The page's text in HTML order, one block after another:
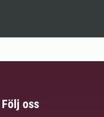
Följ oss